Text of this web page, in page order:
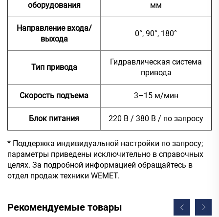
оборудования
мм
Направление входа/
выхода
0°, 90°, 180°
Тип привода
Гидравлическая система
привода
Скорость подъема 3–15 м/мин
Блок питания 220 В / 380 В / по запросу
* Поддержка индивидуальной настройки по запросу;
параметры приведены исключительно в справочных
целях. За подробной информацией обращайтесь в
отдел продаж техники WEMET.
Рекомендуемые товары